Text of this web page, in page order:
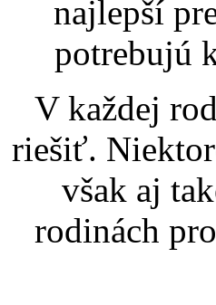
najlepší
potrebujú
V každej
riešiť.
však aj
rodinách